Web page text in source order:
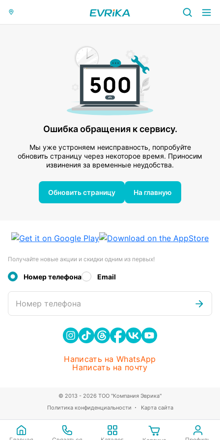
Ошибка обращения к сервису.
Мы уже устроняем неисправность, попробуйте
обновить страницу через некоторое время. Приносим
извинения за временные неудобства.
Обновить страницу На главную
Получайте новые акции и скидки одним из первых!
Номер телефона Email
Номер телефона
Написать на WhatsApp
Написать на почту
Политика конфиденциальности Карта сайта
© 2013 - 2026 ТОО "Компания Эврика"